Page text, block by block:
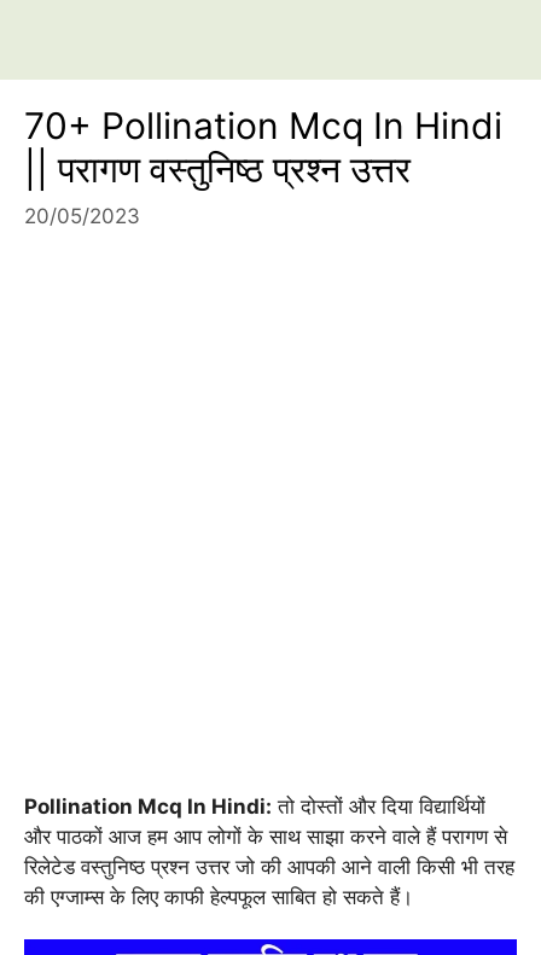
70+ Pollination Mcq In Hindi
|| परागण वस्तुनिष्ठ प्रश्न उत्तर
20/05/2023
Pollination Mcq In Hindi: तो दोस्तों और दिया विद्यार्थियों
और पाठकों आज हम आप लोगों के साथ साझा करने वाले हैं परागण से
रिलेटेड वस्तुनिष्ठ प्रश्न उत्तर जो की आपकी आने वाली किसी भी तरह
की एग्जाम्स के लिए काफी हेल्पफूल साबित हो सकते हैं।